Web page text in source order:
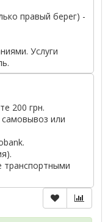
правый берег) -
Услуги
200 грн.
или
транспортными